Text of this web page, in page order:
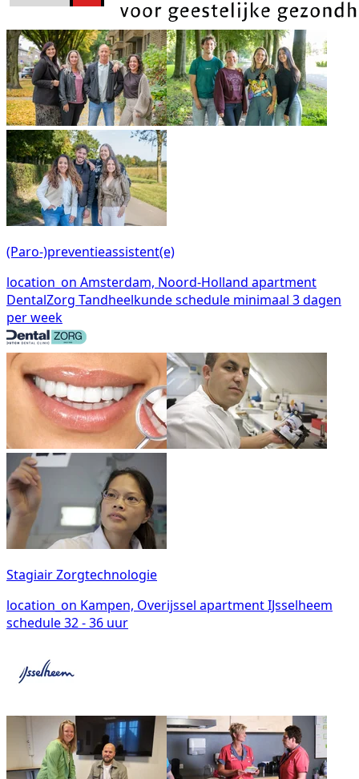
(Paro-)preventieassistent(e)
location_on Amsterdam, Noord-Holland apartment
DentalZorg Tandheelkundeschedule minimaal 3 dagen
per week
Stagiair Zorgtechnologie
location_on Kampen, Overijssel apartmentIJsselheem
schedule32 - 36 uur